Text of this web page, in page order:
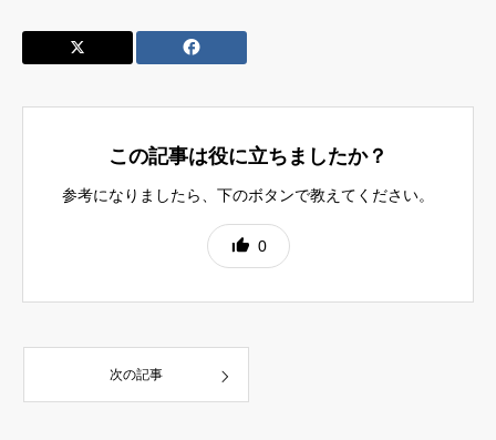
この記事は役に立ちましたか？
参考になりましたら、下のボタンで教えてください。
0
次の記事